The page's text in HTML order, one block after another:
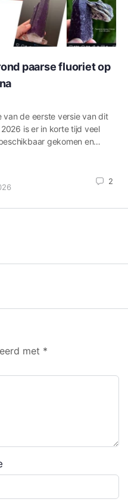
paarse fluoriet op
van de eerste versie van dit
is er in korte tijd veel
gekomen en…
2
met *